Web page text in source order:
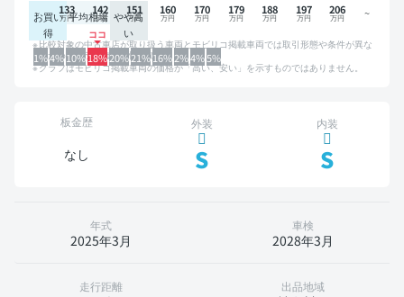
お買い
得
平均相場 やや高
い
1%4%10%18%20%21%16%2%4%5%
133 142 151 160 170 179 188 197 206
比較対象の中古車店が取り扱う車両とモビリコ掲載車両では取引形態や条件が異な
るため、グラフは参考情報です。
グラフはモビリコ掲載車両の価格が「高い、安い」を示すものではありません。
板金歴
なし
外装
S
内装
S
年式
2025年3月
車検
2028年3月
走行距離 出品地域